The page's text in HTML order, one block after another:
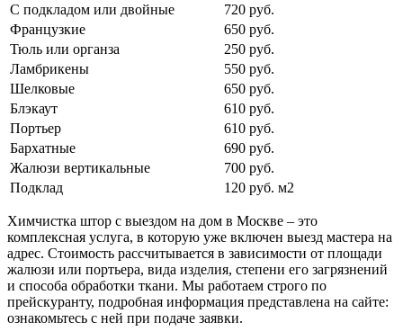
С подкладом или двойные
720 руб.
Французкие
650 руб.
Тюль или органза
250 руб.
Ламбрикены
550 руб.
Шелковые
650 руб.
Блэкаут
610 руб.
Портьер
610 руб.
Бархатные
690 руб.
Жалюзи вертикальные
700 руб.
Подклад
120 руб. м2
Химчистка штор с выездом на дом в Москве – это
комплексная услуга, в которую уже включен выезд мастера на
адрес. Стоимость рассчитывается в зависимости от площади
жалюзи или портьера, вида изделия, степени его загрязнений
и способа обработки ткани. Мы работаем строго по
прейскуранту, подробная информация представлена на сайте:
ознакомьтесь с ней при подаче заявки.